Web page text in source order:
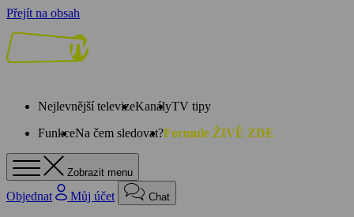
Přejít na obsah
Nejlevnější televizeKanályTV tipy
FunkceNa čem sledovat?Formule ŽIVĚ ZDE
Zobrazit menu
Objednat Můj účet Chat